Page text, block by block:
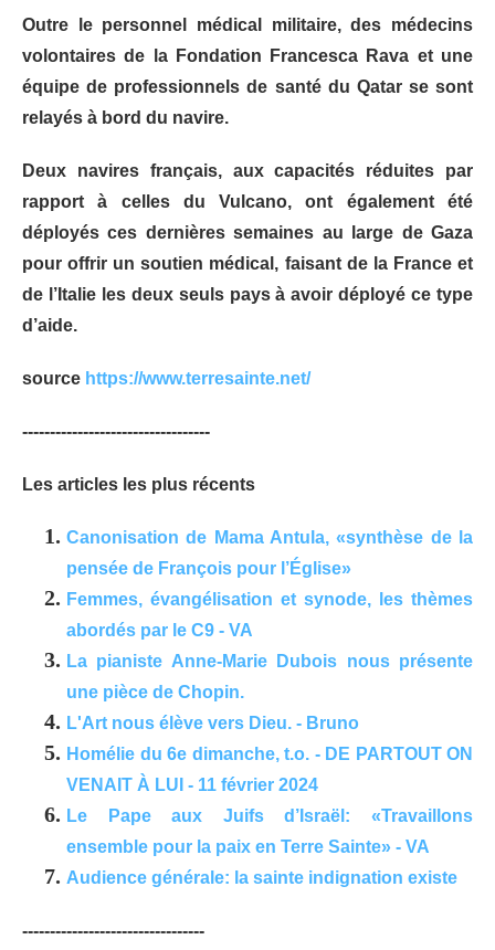
Outre le personnel médical militaire, des médecins
volontaires de la Fondation Francesca Rava et une
équipe de professionnels de santé du Qatar se sont
relayés à bord du navire.
Deux navires français, aux capacités réduites par
rapport à celles du Vulcano, ont également été
déployés ces dernières semaines au large de Gaza
pour offrir un soutien médical, faisant de la France et
de l’Italie les deux seuls pays à avoir déployé ce type
d’aide.
source https://www.terresainte.net/
----------------------------------
Les articles les plus récents
Canonisation de Mama Antula, «synthèse de la
pensée de François pour l’Église»
Femmes, évangélisation et synode, les thèmes
abordés par le C9 - VA
La pianiste Anne-Marie Dubois nous présente
une pièce de Chopin.
L'Art nous élève vers Dieu. - Bruno
Homélie du 6e dimanche, t.o. - DE PARTOUT ON
VENAIT À LUI - 11 février 2024
Le Pape aux Juifs d’Israël: «Travaillons
ensemble pour la paix en Terre Sainte» - VA
Audience générale: la sainte indignation existe
---------------------------------